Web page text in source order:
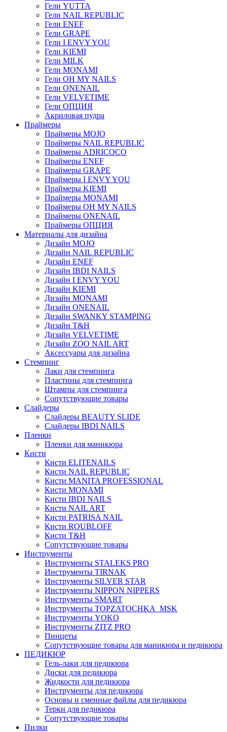
Гели YUTTA
Гели NAIL REPUBLIC
Гели ENEF
Гели GRAPE
Гели I ENVY YOU
Гели KIEMI
Гели MILK
Гели MONAMI
Гели OH MY NAILS
Гели ONENAIL
Гели VELVETIME
Гели ОПЦИЯ
Акриловая пудра
Праймеры
Праймеры MOJO
Праймеры NAIL REPUBLIC
Праймеры ADRICOCO
Праймеры ENEF
Праймеры GRAPE
Праймеры I ENVY YOU
Праймеры KIEMI
Праймеры MONAMI
Праймеры OH MY NAILS
Праймеры ONENAIL
Праймеры ОПЦИЯ
Материалы для дизайна
Дизайн MOJO
Дизайн NAIL REPUBLIC
Дизайн ENEF
Дизайн IBDI NAILS
Дизайн I ENVY YOU
Дизайн KIEMI
Дизайн MONAMI
Дизайн ONENAIL
Дизайн SWANKY STAMPING
Дизайн T&H
Дизайн VELVETIME
Дизайн ZOO NAIL ART
Аксессуары для дизайна
Стемпинг
Лаки для стемпинга
Пластины для стемпинга
Штампы для стемпинга
Сопутствующие товары
Слайдеры
Слайдеры BEAUTY SLIDE
Слайдеры IBDI NAILS
Пленки
Пленки для маникюра
Кисти
Кисти ELITENAILS
Кисти NAIL REPUBLIC
Кисти MANITA PROFESSIONAL
Кисти MONAMI
Кисти IBDI NAILS
Кисти NAIL ART
Кисти PATRISA NAIL
Кисти ROUBLOFF
Кисти T&H
Сопутствующие товары
Инструменты
Инструменты STALEKS PRO
Инструменты TIRNAK
Инструменты SILVER STAR
Инструменты NIPPON NIPPERS
Инструменты SMART
Инструменты TOPZATOCHKA_MSK
Инструменты YOKO
Инструменты ZITZ PRO
Пинцеты
Сопутствующие товары для маникюра и педикюра
ПЕДИКЮР
Гель-лаки для педикюра
Диски для педикюра
Жидкости для педикюра
Инструменты для педикюра
Основы и сменные файлы для педикюра
Терки для педикюра
Сопутствующие товары
Пилки